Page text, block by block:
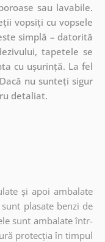
sau lavabile.
vopsiți cu vopsele
simplă – datorită
tapetele se
cu ușurință. La fel
nu sunteți sigur
detaliat.
și apoi ambalate
plasate benzi de
sunt ambalate într-
protecția în timpul